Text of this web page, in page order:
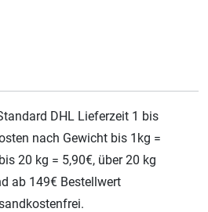
DHL Lieferzeit 1 bis
nach Gewicht bis 1kg =
20 kg = 5,90€, über 20 kg
ab 149€ Bestellwert